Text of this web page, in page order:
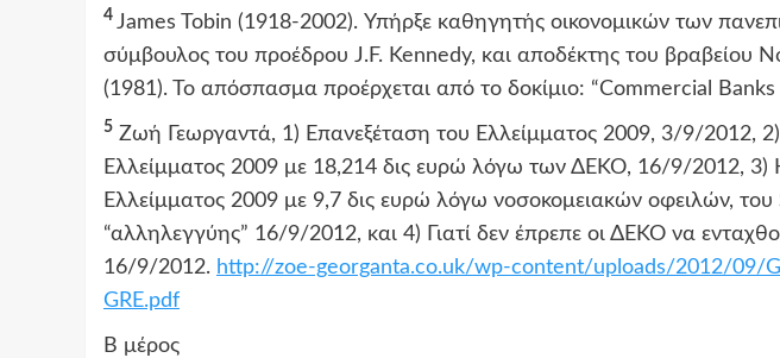
4 James Tobin (1918-2002). Υπήρξε καθηγητής οικονομικών των
σύμβουλος του προέδρου J.F. Kennedy, και αποδέκτης του βραβείου
(1981). Το απόσπασμα προέρχεται από το δοκίμιο: “Commercial
5 Ζωή Γεωργαντά, 1) Επανεξέταση του Ελλείμματος 2009, 3/9/2012,
Ελλείμματος 2009 με 18,214 δις ευρώ λόγω των ΔΕΚΟ, 16/9/2012, 3)
Ελλείμματος 2009 με 9,7 δις ευρώ λόγω νοσοκομειακών οφειλών, του
“αλληλεγγύης” 16/9/2012, και 4) Γιατί δεν έπρεπε οι ΔΕΚΟ να
16/9/2012. http://zoe-georganta.co.uk/wp-content/uploads/2012/09/
GRE.pdf
Β μέρος